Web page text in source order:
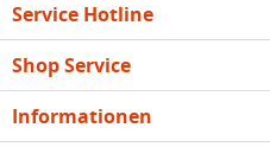
Service Hotline
Shop Service
Informationen